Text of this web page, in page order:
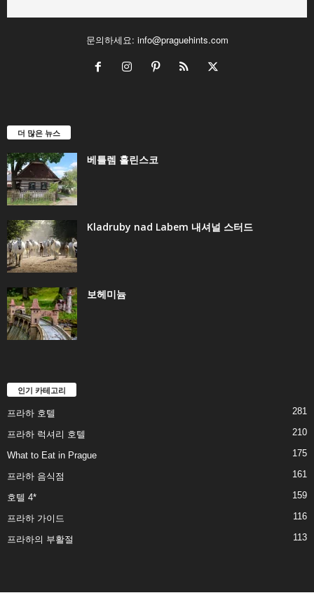
문의하세요: info@praguehints.com
더 많은 뉴스
베틀렘 흘린스코
Kladruby nad Labem 내셔널 스터드
보헤미늄
인기 카테고리
프라하 호텔 281
프라하 럭셔리 호텔 210
What to Eat in Prague 175
프라하 음식점 161
호텔 4* 159
프라하 가이드 116
프라하의 부활절 113